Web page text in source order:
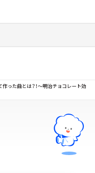
った曲とは？！～明治チョコレート効